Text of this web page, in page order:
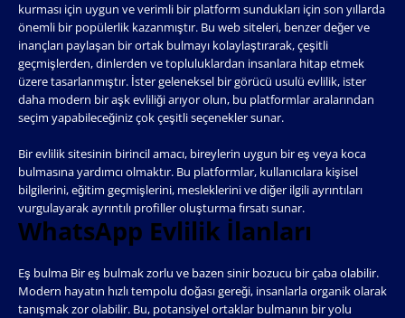
kurması için uygun ve verimli bir platform sundukları için son yıllarda
önemli bir popülerlik kazanmıştır. Bu web siteleri, benzer değer ve
inançları paylaşan bir ortak bulmayı kolaylaştırarak, çeşitli
geçmişlerden, dinlerden ve topluluklardan insanlara hitap etmek
üzere tasarlanmıştır. İster geleneksel bir görücü usulü evlilik, ister
daha modern bir aşk evliliği arıyor olun, bu platformlar aralarından
seçim yapabileceğiniz çok çeşitli seçenekler sunar.
Bir evlilik sitesinin birincil amacı, bireylerin uygun bir eş veya koca
bulmasına yardımcı olmaktır. Bu platformlar, kullanıcılara kişisel
bilgilerini, eğitim geçmişlerini, mesleklerini ve diğer ilgili ayrıntıları
vurgulayarak ayrıntılı profiller oluşturma fırsatı sunar.
WhatsApp Evlilik İlanları
Eş bulma Bir eş bulmak zorlu ve bazen sinir bozucu bir çaba olabilir.
Modern hayatın hızlı tempolu doğası gereği, insanlarla organik olarak
tanışmak zor olabilir. Bu, potansiyel ortaklar bulmanın bir yolu